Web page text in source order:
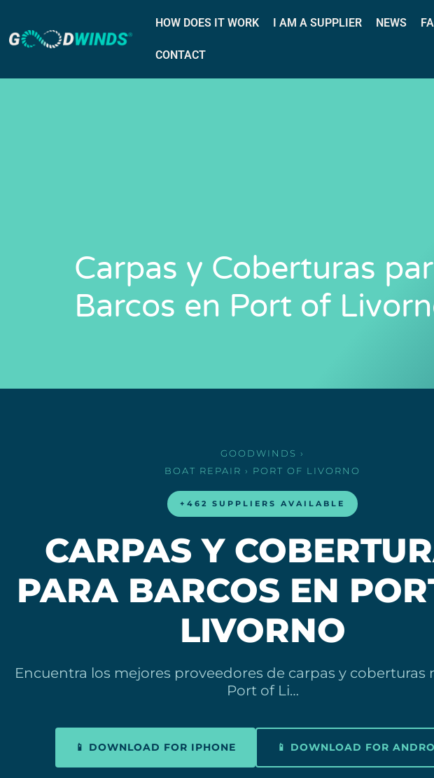
HOW DOES IT WORK I AM A SUPPLIER NEWS
CONTACT
Carpas y Coberturas
Barcos en Port of
GOODWINDS ›
BOAT REPAIR › PORT OF LIVORNO
+462 SUPPLIERS AVAILABLE
CARPAS Y
PARA BARCOS EN
LIVORNO
Encuentra los mejores proveedores de carpas y coberturas
Port of Li…
📱 DOWNLOAD FOR IPHONE 📱 DOWNLOAD FOR